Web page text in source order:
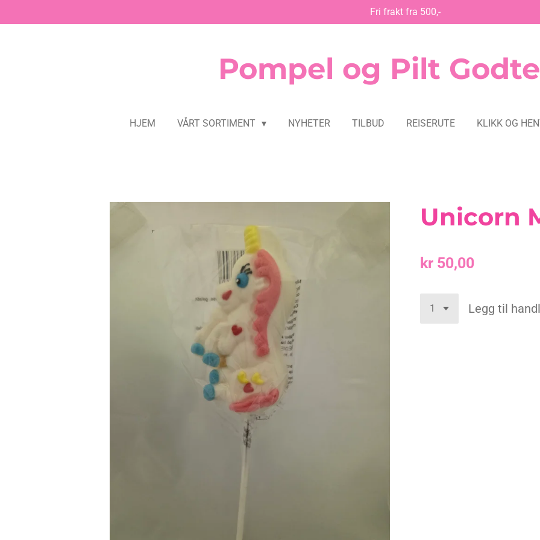
til
Fri frakt fra 500,-
Pompel og Pilt
HJEM VÅRT SORTIMENT NYHETER TILBUD REISERUTE KLIKK OG
Unicorn
kr 50,00
Legg til